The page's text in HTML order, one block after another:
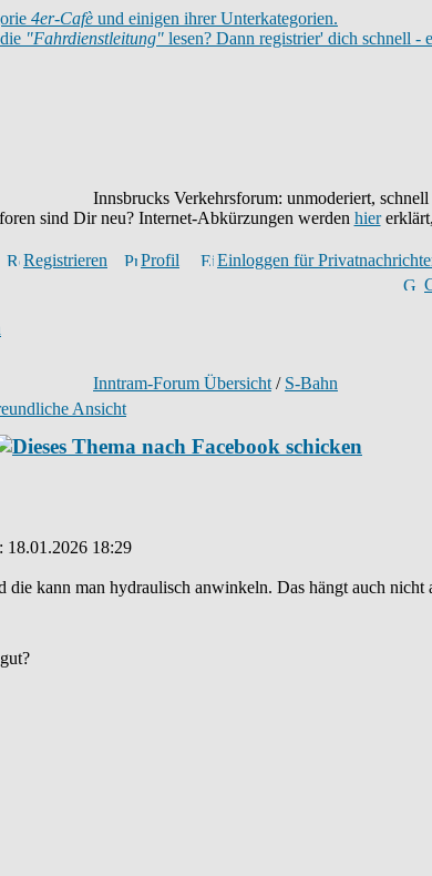
4er-Cafè und einigen ihrer Unterkategorien.
"Fahrdienstleitung" lesen? Dann registrier' dich schnell -
Innsbrucks Verkehrsforum: unmoderiert,
sind Dir neu? Internet-Abkürzungen werden hier
Registrieren Profil Einloggen für
Inntram-Forum Übersicht / S-Bahn
18.01.2026 18:29
die kann man hydraulisch anwinkeln. Das hängt auch nicht